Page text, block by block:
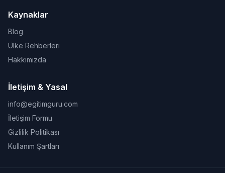
Kaynaklar
Blog
Ülke Rehberleri
Hakkımızda
İletişim & Yasal
info@egitimguru.com
İletişim Formu
Gizlilik Politikası
Kullanım Şartları